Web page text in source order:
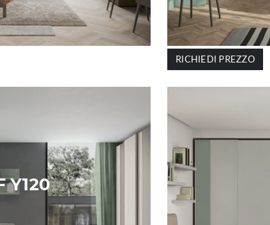
RICHIEDI PREZZO
Y120